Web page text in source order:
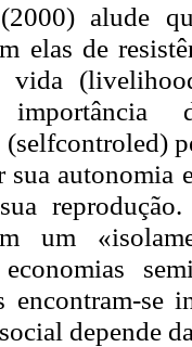
alude
elas de
vida
sua autonomia
um
encontram-se
depende